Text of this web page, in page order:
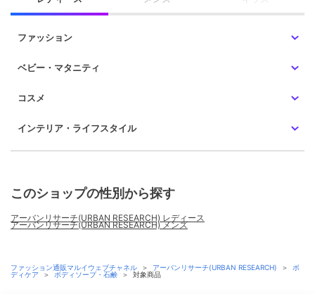
ファッション
ベビー・マタニティ
コスメ
インテリア・ライフスタイル
このショップの性別から探す
アーバンリサーチ(URBAN RESEARCH) レディース
アーバンリサーチ(URBAN RESEARCH) メンズ
ファッション通販マルイウェブチャネル ＞ アーバンリサーチ(URBAN RESEARCH) ＞
ボ
ディケア
＞ ボディソープ・石鹸 ＞ 対象商品